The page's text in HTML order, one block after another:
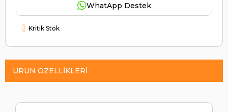
WhatApp Destek
Kritik Stok
ÜRÜN ÖZELLIKLERI